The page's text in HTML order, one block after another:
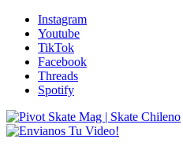
Instagram
Youtube
TikTok
Facebook
Threads
Spotify